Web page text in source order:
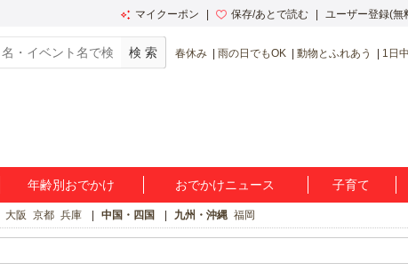
マイクーポン 保存/あとで読む ユーザー登録(無
春休み 雨の日でもOK 動物とふれあう 1日
年齢別おでかけ おでかけニュース 子育て
大阪 京都 兵庫 中国・四国 九州・沖縄 福岡